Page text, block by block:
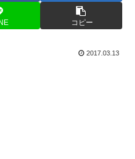
コピー
2017.03.13